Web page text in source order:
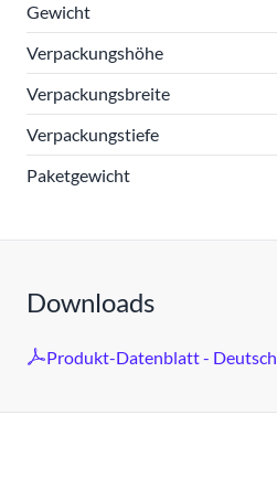
Gewicht
Verpackungshöhe
Verpackungsbreite
Verpackungstiefe
Paketgewicht
Downloads
Produkt-Datenblatt - Deutsch